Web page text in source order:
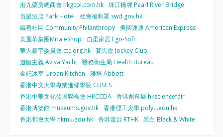
港九藥房總商會 hkgcpl.com.hk 珠江橋牌 Pearl River Bridge
百樂酒店 Park Hotel
社會福利署 swd.gov.hk
織善社區 Community Philanthropy 美國運通 American Express
美麗華集團Mira eShop
自柔家居 Ego-Soft
華人廟宇委員會 ctc.org.hk 賽馬會 Jockey Club
遊艇主義 Aviva Yacht 醫務衛生局 Health Bureau
金記冰室 Urban Kitchen
雅培 Abbott
香港中文大學專業進修學院 CUSCS
香港中華文化發展聯合會 HKCCDA 香港創科展 hksciencefair
香港博物館 museums.gov.hk 香港理工大學 polyu.edu.hk
香港都會大學 hkmu.edu.hk 香港電台 RTHK 黑白 Black & White